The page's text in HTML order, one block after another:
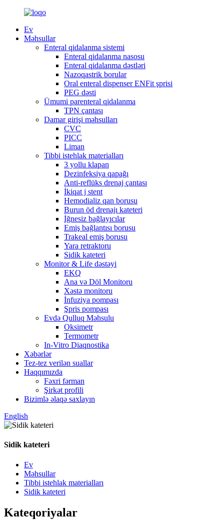
Ev
Məhsullar
Enteral qidalanma sistemi
Enteral qidalanma nasosu
Enteral qidalanma dəstləri
Nazoqastrik borular
Oral enteral dispenser ENFit şprisi
PEG dəsti
Ümumi parenteral qidalanma
TPN çantası
Damar girişi məhsulları
CVC
PICC
Liman
Tibbi istehlak materialları
3 yollu klapan
Dezinfeksiya qapağı
Anti-reflüks drenaj çantası
İkiqat j stent
Hemodializ qan borusu
Burun öd drenajı kateteri
İğnesiz bağlayıcılar
Emiş bağlantısı borusu
Trakeal emiş borusu
Yara retraktoru
Sidik kateteri
Monitor & Life dəstəyi
EKQ
Ana və Döl Monitoru
Xəstə monitoru
İnfuziya pompası
Şpris pompası
Evdə Qulluq Məhsulu
Oksimetr
Termometr
In-Vitro Diaqnostika
Xəbərlər
Tez-tez verilən suallar
Haqqımızda
Fəxri fərman
Şirkət profili
Bizimlə əlaqə saxlayın
English
Sidik kateteri
Ev
Məhsullar
Tibbi istehlak materialları
Sidik kateteri
Kateqoriyalar